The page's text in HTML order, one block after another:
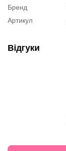
Бренд
Артикул
Відгуки